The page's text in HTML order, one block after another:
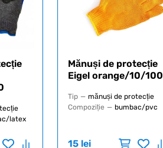
latex
Mănuși de protecție
Eigel orange/10/100
Tip — mănuși de protecție
Compoziție — bumbac/pvc
15 lei